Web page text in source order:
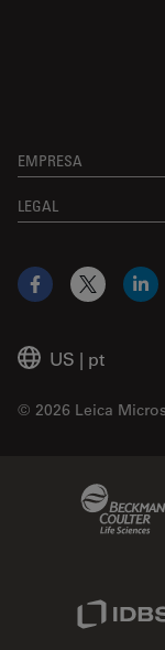
EMPRESA
LEGAL
US | pt
© 2026 Leica
Facebook
X